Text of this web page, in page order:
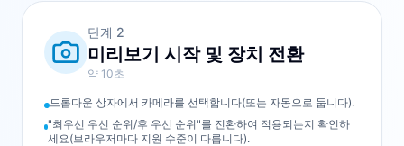
단계 2
미리보기 시작 및 장치 전환
약 10초
드롭다운 상자에서 카메라를 선택합니다(또는 자동으로 둡니다).
"최우선 우선 순위/후 우선 순위"를 전환하여 적용되는지 확인하
세요(브라우저마다 지원 수준이 다릅니다).